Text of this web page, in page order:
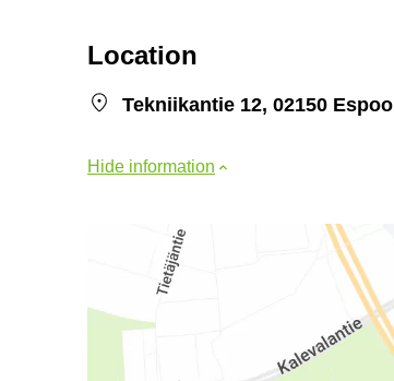
Location
Tekniikantie 12, 02150 Espoo
Hide information